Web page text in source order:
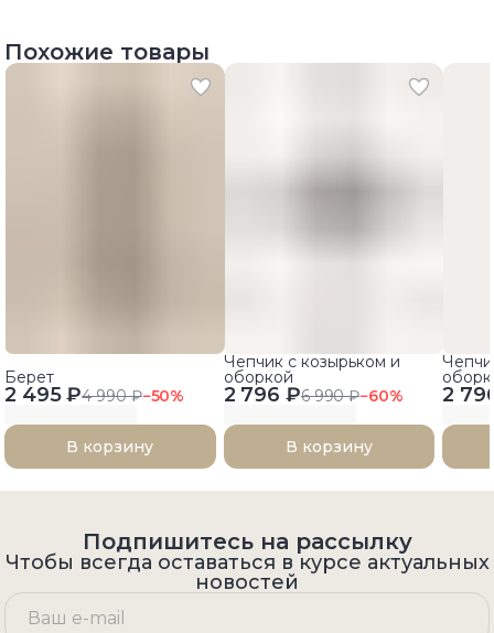
Похожие товары
2 495 ₽4 990 ₽−50%
Берет
В корзину
2 796 ₽6 990 ₽−60%
Чепчик с козырьком и
оборкой
В корзину
2
Подпишитесь на рассылку
Чтобы всегда оставаться в курсе актуальных
новостей